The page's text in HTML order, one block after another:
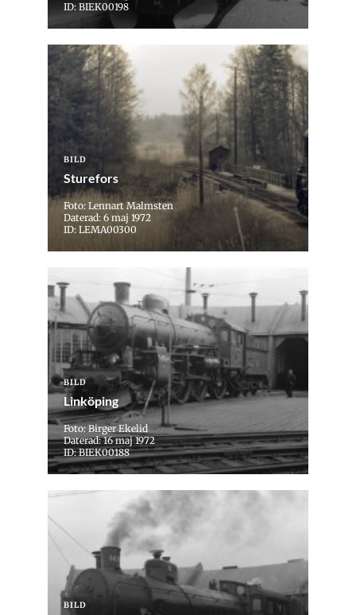
ID: BIEK00198
BILD
Sturefors
Foto: Lennart Malmsten
Daterad: 6 maj 1972
ID: LEMA00300
BILD
Linköping
Foto: Birger Ekelid
Daterad: 16 maj 1972
ID: BIEK00188
BILD